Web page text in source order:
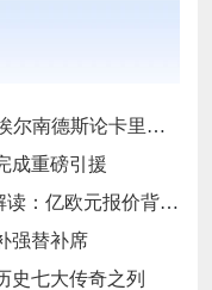
克执教与红魔精神变迁‌
成重磅引援
后的战略博弈与市场逻辑‌
强替补席
史七大传奇之列